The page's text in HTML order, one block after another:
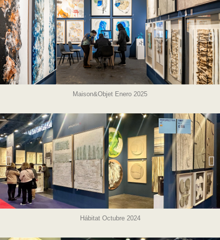
Maison&Objet Enero 2025
Hábitat Octubre 2024